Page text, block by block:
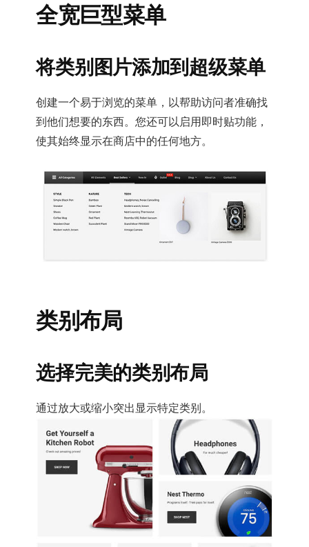
全宽巨型菜单
将类别图片添加到超级菜单
创建一个易于浏览的菜单，以帮助访问者准确找
到他们想要的东西。您还可以启用即时贴功能，
使其始终显示在商店中的任何地方。
类别布局
选择完美的类别布局
通过放大或缩小突出显示特定类别。